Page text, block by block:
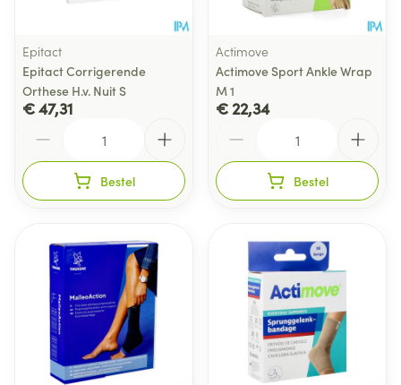
Epitact
Epitact Corrigerende
Orthese H.v. Nuit S
€ 47,31
Bestel
Actimove
Actimove Sport Ankle Wrap
M 1
€ 22,34
Bestel